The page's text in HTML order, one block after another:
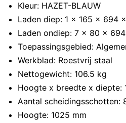
Kleur: HAZET-BLAUW
Laden diep: 1 x 165 x 694
Laden ondiep: 7 x 80 x
Toepassingsgebied:
Werkblad: Roestvrij staal
Nettogewicht: 106.5 kg
Hoogte x breedte x
Aantal scheidingsschotten:
Hoogte: 1025 mm